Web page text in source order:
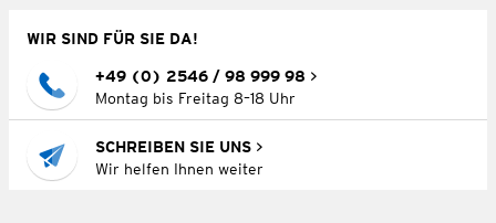
WIR SIND FÜR SIE DA!
+49 (0) 2546 / 98 999 98
Montag bis Freitag 8–18 Uhr
SCHREIBEN SIE UNS
Wir helfen Ihnen weiter